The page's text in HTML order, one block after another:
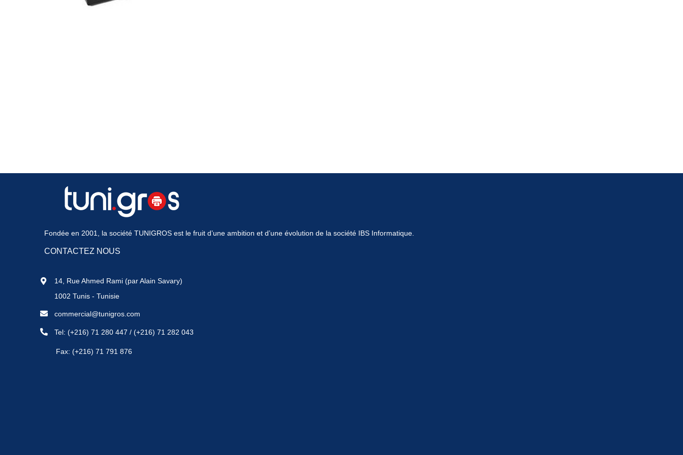
Fondée en 2001, la société TUNIGROS est le fruit d’une ambition et d’une évolution de la société IBS Informatique.
CONTACTEZ NOUS
14, Rue Ahmed Rami (par Alain Savary)
1002 Tunis - Tunisie
commercial@tunigros.com
Tel: (+216) 71 280 447 / (+216) 71 282 043
Fax: (+216) 71 791 876